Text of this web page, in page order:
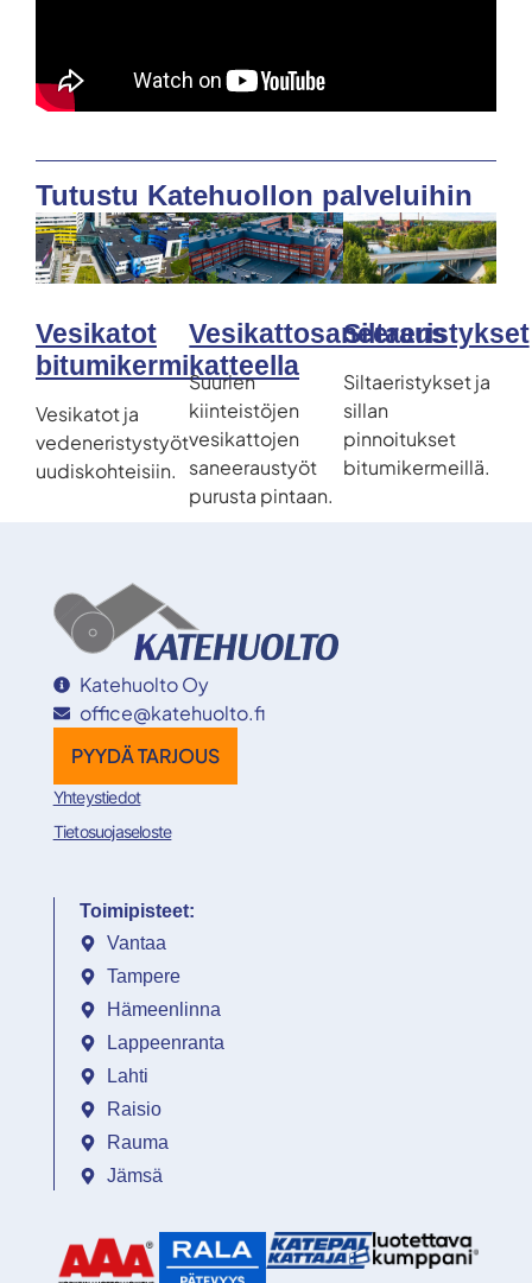
Tutustu Katehuollon palveluihin
Vesikatot
bitumikermikatteella
Vesikatot ja
vedeneristystyöt
uudiskohteisiin.
Vesikattosaneeraus
Suurien
kiinteistöjen
vesikattojen
saneeraustyöt
purusta pintaan.
Siltaeristykset
Siltaeristykset ja
sillan
pinnoitukset
bitumikermeillä.
Katehuolto Oy
office@katehuolto.fi
PYYDÄ TARJOUS
Yhteystiedot
Tietosuojaseloste
Toimipisteet:
Vantaa
Tampere
Hämeenlinna
Lappeenranta
Lahti
Raisio
Rauma
Jämsä